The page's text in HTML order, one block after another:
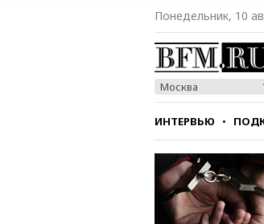
Понедельник, 10
Москва
ИНТЕРВЬЮ
СТИЛЬ ТЕСТЫ